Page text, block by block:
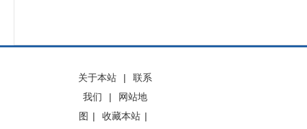
关于本站 |
联系
我们
|
网站地
图 | 收藏本站 |